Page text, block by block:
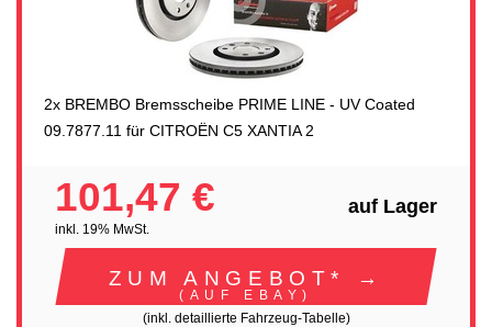
2x BREMBO Bremsscheibe PRIME LINE - UV Coated
09.7877.11 für CITROËN C5 XANTIA 2
101,47 €
inkl. 19% MwSt.
auf Lager
ZUM ANGEBOT* →
(AUF EBAY)
(inkl. detaillierte Fahrzeug-Tabelle)